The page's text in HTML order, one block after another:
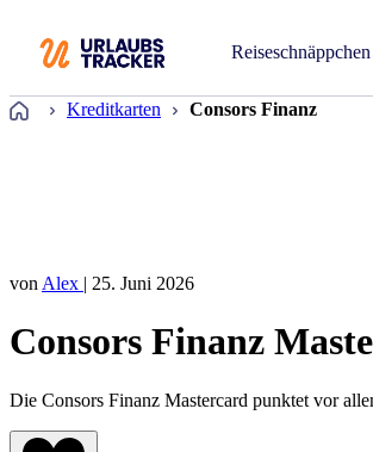
Reiseschnäppchen
Startseite
Kreditkarten Consors Finanz
von Alex | 25. Juni 2026
Consors Finanz
Die Consors Finanz Mastercard punktet vor